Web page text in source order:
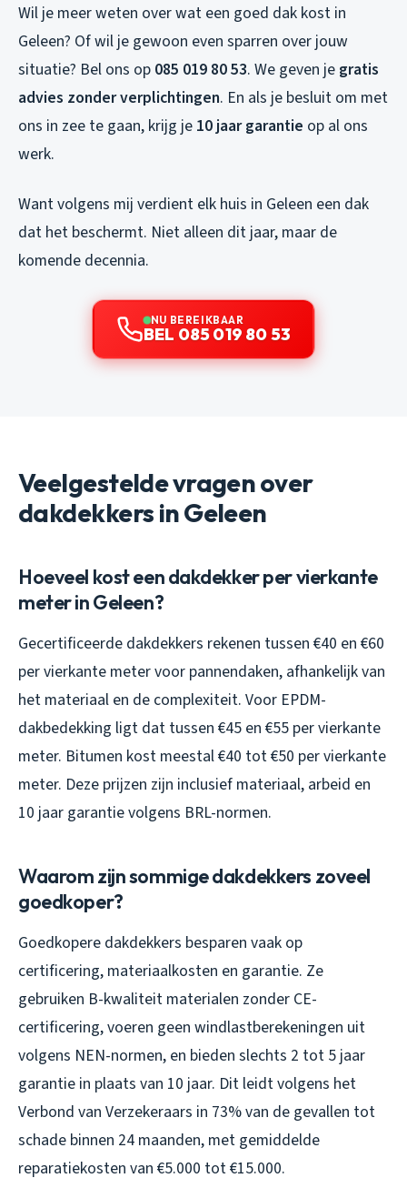
Wil je meer weten over wat een goed dak kost in
Geleen? Of wil je gewoon even sparren over jouw
situatie? Bel ons op 085 019 80 53. We geven je gratis
advies zonder verplichtingen. En als je besluit om met
ons in zee te gaan, krijg je 10 jaar garantie op al ons
werk.
Want volgens mij verdient elk huis in Geleen een dak
dat het beschermt. Niet alleen dit jaar, maar de
komende decennia.
NU BEREIKBAAR
BEL 085 019 80 53
Veelgestelde vragen over
dakdekkers in Geleen
Hoeveel kost een dakdekker per vierkante
meter in Geleen?
Gecertificeerde dakdekkers rekenen tussen €40 en €60
per vierkante meter voor pannendaken, afhankelijk van
het materiaal en de complexiteit. Voor EPDM-
dakbedekking ligt dat tussen €45 en €55 per vierkante
meter. Bitumen kost meestal €40 tot €50 per vierkante
meter. Deze prijzen zijn inclusief materiaal, arbeid en
10 jaar garantie volgens BRL-normen.
Waarom zijn sommige dakdekkers zoveel
goedkoper?
Goedkopere dakdekkers besparen vaak op
certificering, materiaalkosten en garantie. Ze
gebruiken B-kwaliteit materialen zonder CE-
certificering, voeren geen windlastberekeningen uit
volgens NEN-normen, en bieden slechts 2 tot 5 jaar
garantie in plaats van 10 jaar. Dit leidt volgens het
Verbond van Verzekeraars in 73% van de gevallen tot
schade binnen 24 maanden, met gemiddelde
reparatiekosten van €5.000 tot €15.000.